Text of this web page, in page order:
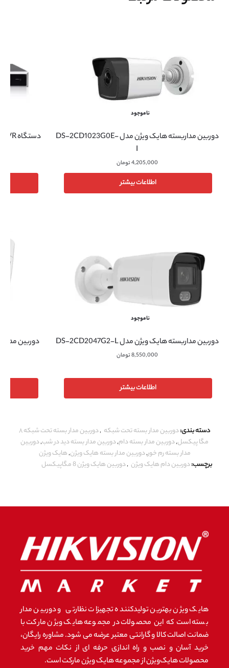
ناموجود
دوربین مداربسته هایک ویژن مدل DS-2CD1023G0E-
I
4,205,000تومان
اطلاعات بیشتر
دستگاه NVR هایک ویژن مدل DS-7616NI-K2/16P
ناموجود
دوربین مداربسته هایک ویژن مدل DS-2CD2047G2-L
8,550,000تومان
اطلاعات بیشتر
دسته بندی:دوربین مدار بسته تحت شبکه ,
دوربین مدار بسته تحت شبکه ۸
مگا پیکسل,دوربین مدار بسته دام,دوربین مدار بسته دید در شب,دوربین
مدار بسته رم خور,دوربین مدار بسته هایک ویژن,هایک ویژن
برچسب:دوربین دام هایک ویژن ,دوربین هایک ویژن 8 مگاپیکسل
هایک ویژن بهترین تولیدکننده تجهیزات نظارتی و دوربین مدار
بسته است که این محصولات در مجموعه هایک ویژن مارکت با
ضمانت اصالت کالا و گارانتی معتبر عرضه می شود. مشاوره رایگان،
خرید آسان و نصب و راه اندازی حرفه ای از نکات مهم خرید
محصولات هایک‌ویژن از مجموعه هایک ویژن مارکت است.